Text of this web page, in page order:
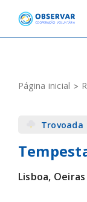
content
EVENTOS
DEFINIÇÕES
F.A.Q.
Página inicial
Trovoada
Lisboa, Oeiras